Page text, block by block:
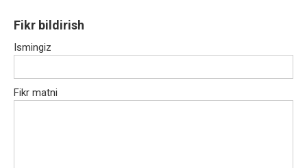
Fikr bildirish
Ismingiz
Fikr matni